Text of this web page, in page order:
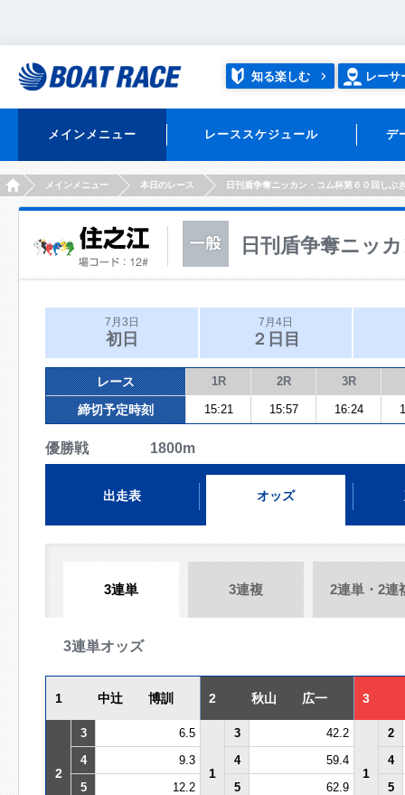
知る楽しむ レーサ
メインメニュー レーススケジュール デ
HOMEメインメニュー 本日のレース 日刊盾争奪ニッカン・コム杯第６０回しぶ
日刊盾争奪ニッ
7月3日
初日
7月4日
２日目
レース 1R 2R 3R
締切予定時刻 15:21 15:57 16:24
優勝戦 1800m
出走表 オッズ
3連単 3連複 2連単・2連
3連単オッズ
1 中辻 博訓 2 秋山 広一 3
2
3 6.5
1
3 42.2
1
2
4
9.3 4 59.4
4
5
12.2 5 62.9
5